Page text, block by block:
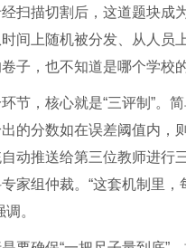
扫描切割后，这道题块成
间上随机被分发、从人员
子，也不知道是哪个学校
节，核心就是“三评制”。
的分数如在误差阈值内，
动推送给第三位教师进行
家组仲裁。“这套机制里
。